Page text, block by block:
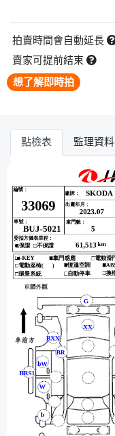
拍賣時間會自動延長
賣家可提前結束
想了解即時拍
點檢表 監理資料